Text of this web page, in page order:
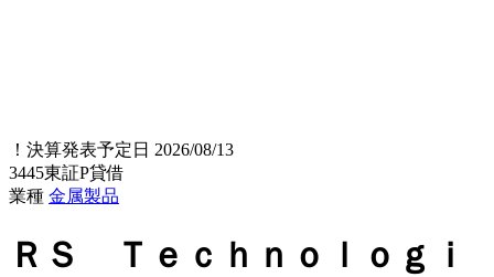
！ 決算発表予定日 2026/08/13
3445東証P貸借
業種 金属製品
ＲＳ Ｔｅｃｈｎｏｌｏｇｉ